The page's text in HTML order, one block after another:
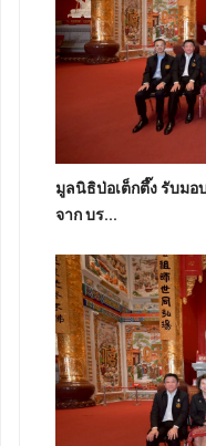
มูลนิธิป่อเต็กตึ๊ง รับมอ
จาก บร...